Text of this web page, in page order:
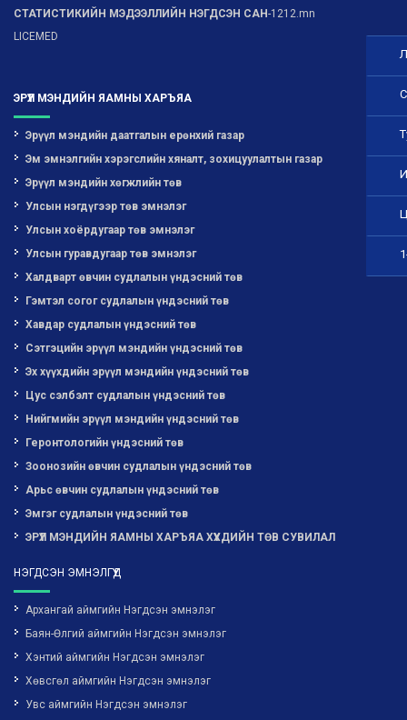
СТАТИСТИКИЙН МЭДЭЭЛЛИЙН НЭГДСЭН САН-1212.mn
LICEMED
ЭРҮҮЛ МЭНДИЙН ЯАМНЫ ХАРЪЯА
Эрүүл мэндийн даатгалын ерөнхий газар
Эм эмнэлгийн хэрэгслийн хяналт, зохицуулалтын газар
Эрүүл мэндийн хөгжлийн төв
Улсын нэгдүгээр төв эмнэлэг
Улсын хоёрдугаар төв эмнэлэг
Улсын гуравдугаар төв эмнэлэг
Халдварт өвчин судлалын үндэсний төв
Гэмтэл согог судлалын үндэсний төв
Хавдар судлалын үндэсний төв
Сэтгэцийн эрүүл мэндийн үндэсний төв
Эх хүүхдийн эрүүл мэндийн үндэсний төв
Цус сэлбэлт судлалын үндэсний төв
Нийгмийн эрүүл мэндийн үндэсний төв
Геронтологийн үндэсний төв
Зоонозийн өвчин судлалын үндэсний төв
Арьс өвчин судлалын үндэсний төв
Эмгэг судлалын үндэсний төв
ЭРҮҮЛ МЭНДИЙН ЯАМНЫ ХАРЪЯА ХҮҮХДИЙН ТӨВ СУВИЛАЛ
НЭГДСЭН ЭМНЭЛГҮҮД
Архангай аймгийн Нэгдсэн эмнэлэг
Баян-Өлгий аймгийн Нэгдсэн эмнэлэг
Хэнтий аймгийн Нэгдсэн эмнэлэг
Хөвсгөл аймгийн Нэгдсэн эмнэлэг
Увс аймгийн Нэгдсэн эмнэлэг